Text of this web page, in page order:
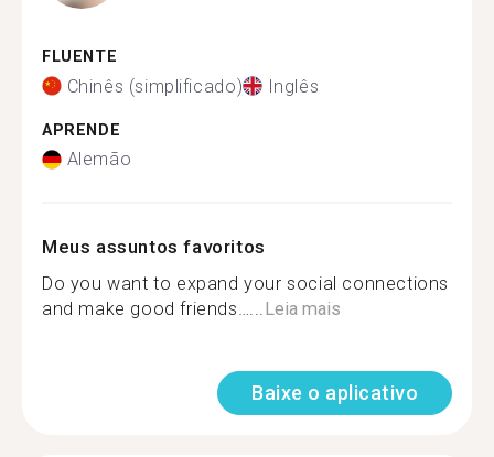
FLUENTE
Chinês (simplificado) Inglês
APRENDE
Alemão
Meus assuntos favoritos
Do you want to expand your social connections
and make good friends…...Leia mais
Baixe o aplicativo